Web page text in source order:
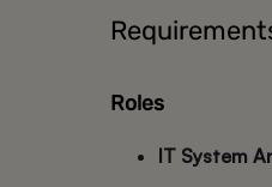
Roles
IT System